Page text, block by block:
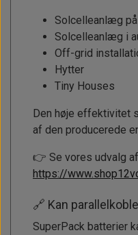
Solcelleanlæg
Solcelleanlæg i
Off-grid
Hytter
Tiny Houses
Den høje effektivitet
af den producerede
👉 Se vores udvalg
https://
🔗 Kan
SuperPack batterier